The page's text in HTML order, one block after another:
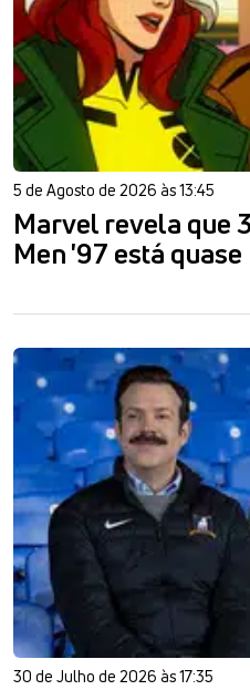
5 de Agosto de 2026 às 13:45
Marvel revela que
Men '97 está
30 de Julho de 2026 às 17:35